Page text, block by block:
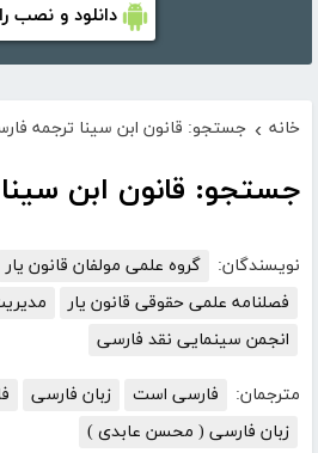
دانلود و نصب
خانه › جستجو: قانون ابن سینا ترجمه
جستجو: قانون ابن
نویسندگان:
گروه علمی مولفان قانون یار
فصلنامه علمی حقوقی قانون یار
انجمن سینمایی نقد فارسی
مترجمان: فارسی است زبان فارسی
زبان فارسی ( محسن عابدی )